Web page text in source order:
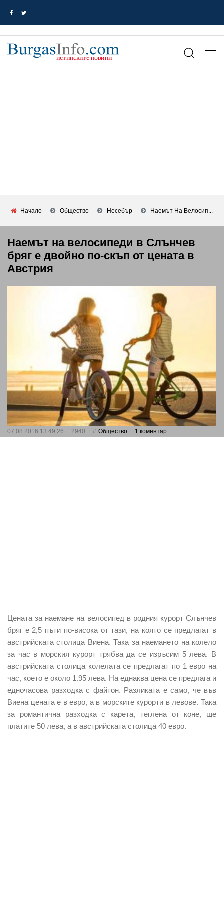
Начало Общество Несебър Наемът На Велосип...
Наемът на велосипеди в Слънчев
бряг е двойно по-скъп от цената в
Австрия
07.08.2016 13:49:26 2940 Общество 1 коментар
Цената за наемане на велосипед в родния курорт Слънчев
бряг е 2,5 пъти по-висока от тази, на която се предлагат в
австрийската столица Виена. Така за наемането на колело
за час в морския курорт трябва да се изръсим 5 лева. В
австрийската столица колелата се предлагат по 1 евро на
час, което е около 1.95 лева. На еднаква цена се предлага и
едночасова разходка с файтон. Разликата е само, че във
Виена цената е в евро, а в морските курорти в левове. Така
за романтична разходка с карета, теглена от коне, ще
платите 50 лева, а в австрийската столица 40 евро.